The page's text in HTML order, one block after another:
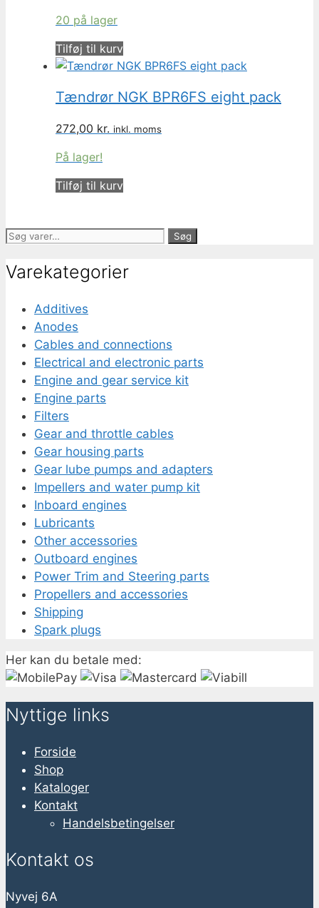
20 på lager
Tilføj til kurv
Tændrør NGK BPR6FS eight pack
272,00 kr. inkl. moms
På lager!
Tilføj til kurv
Søg
Søg
Varekategorier
Additives
Anodes
Cables and connections
Electrical and electronic parts
Engine and gear service kit
Engine parts
Filters
Gear and throttle cables
Gear housing parts
Gear lube pumps and adapters
Impellers and water pump kit
Inboard engines
Lubricants
Other accessories
Outboard engines
Power Trim and Steering parts
Propellers and accessories
Shipping
Spark plugs
Her kan du betale med:
Nyttige links
Forside
Shop
Kataloger
Kontakt
Handelsbetingelser
Kontakt os
Nyvej 6A